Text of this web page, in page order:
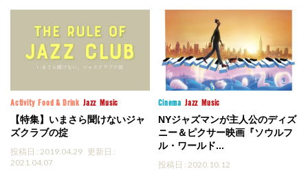
Activity Food & Drink Jazz Music
【特集】いまさら聞けないジャ
ズクラブの掟
投稿日 : 2019.04.29 更新日 :
2021.04.07
Cinema Jazz Music
NYジャズマンが主人公のディズ
ニー＆ピクサー映画『ソウルフ
ル・ワールド...
投稿日 : 2020.10.12